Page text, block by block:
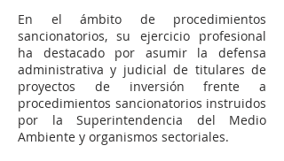
En el ámbito de procedimientos
sancionatorios, su ejercicio profesional
ha destacado por asumir la defensa
administrativa y judicial de titulares de
proyectos de inversión frente a
procedimientos sancionatorios instruidos
por la Superintendencia del Medio
Ambiente y organismos sectoriales.